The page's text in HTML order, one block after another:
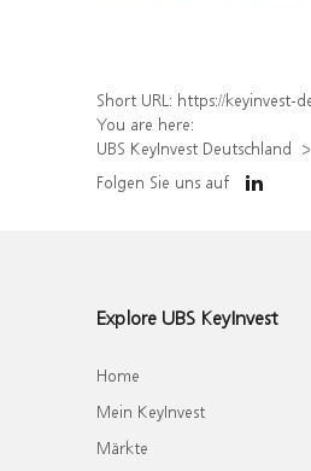
Short URL: https://keyinvest-de.ubs.com/
You are here:
UBS KeyInvest Deutschland
Folgen Sie uns auf
Explore UBS KeyInvest
Home
Mein KeyInvest
Märkte